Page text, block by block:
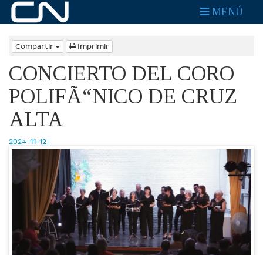
MENÚ
Compartir Imprimir
CONCIERTO DEL CORO
POLIFÃ“NICO DE CRUZ
ALTA
2024-11-12 |